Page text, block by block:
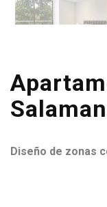
Diseño de zonas